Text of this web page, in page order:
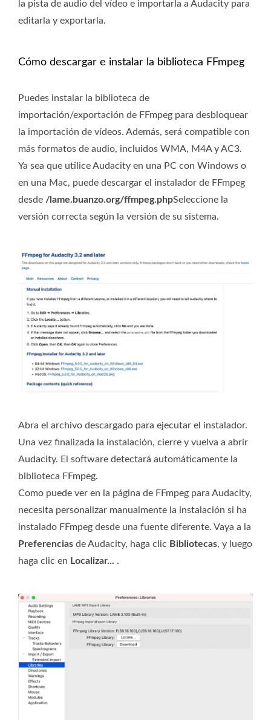
la pista de audio del vídeo e importarla a Audacity para
editarla y exportarla.
Cómo descargar e instalar la biblioteca FFmpeg
Puedes instalar la biblioteca de
importación/exportación de FFmpeg para desbloquear
la importación de vídeos. Además, será compatible con
más formatos de audio, incluidos WMA, M4A y AC3.
Ya sea que utilice Audacity en una PC con Windows o
en una Mac, puede descargar el instalador de FFmpeg
desde /lame.buanzo.org/ffmpeg.phpSeleccione la
versión correcta según la versión de su sistema.
Abra el archivo descargado para ejecutar el instalador.
Una vez finalizada la instalación, cierre y vuelva a abrir
Audacity. El software detectará automáticamente la
biblioteca FFmpeg.
Como puede ver en la página de FFmpeg para Audacity,
necesita personalizar manualmente la instalación si ha
instalado FFmpeg desde una fuente diferente. Vaya a la
Preferencias de Audacity, haga clic Bibliotecas, y luego
haga clic en Localizar... .